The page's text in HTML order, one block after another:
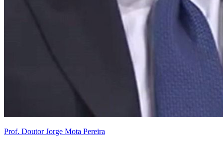
Prof. Doutor Jorge Mota Pereira